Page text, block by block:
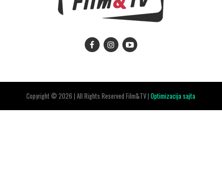
Copyright © 2026 | All Rights Reserved Film&TV |Optimizacija sajta